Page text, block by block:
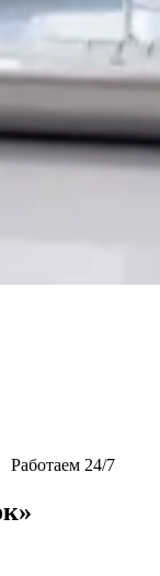
Работаем 24/7